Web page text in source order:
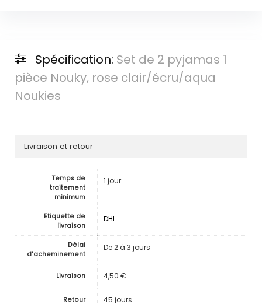
Spécification: Set de 2 pyjamas 1
pièce Nouky, rose clair/écru/aqua
Noukies
Livraison et retour
Temps de
traitement
minimum
1 jour
Etiquette de
livraison
DHL
Délai
d'acheminement
De 2 à 3 jours
Livraison 4,50 €
Retour 45 jours